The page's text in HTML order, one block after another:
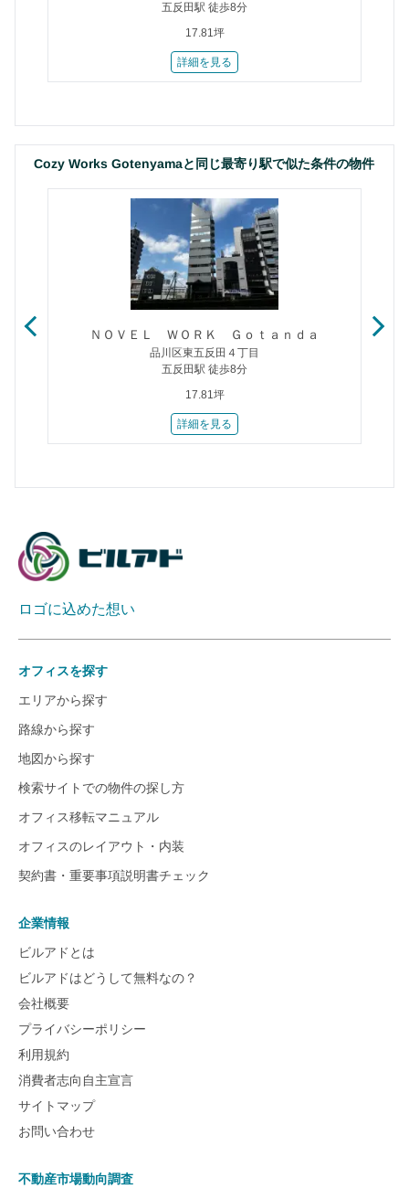
五反田駅 徒歩8分
17.81坪
詳細を見る
Cozy Works Gotenyamaと同じ最寄り駅で似た条件の物件
ＮＯＶＥＬ ＷＯＲＫ Ｇｏｔａｎｄａ
品川区東五反田４丁目
五反田駅 徒歩8分
17.81坪
詳細を見る
ロゴに込めた想い
オフィスを探す
エリアから探す
路線から探す
地図から探す
検索サイトでの物件の探し方
オフィス移転マニュアル
オフィスのレイアウト・内装
契約書・重要事項説明書チェック
企業情報
ビルアドとは
ビルアドはどうして無料なの？
会社概要
プライバシーポリシー
利用規約
消費者志向自主宣言
サイトマップ
お問い合わせ
不動産市場動向調査